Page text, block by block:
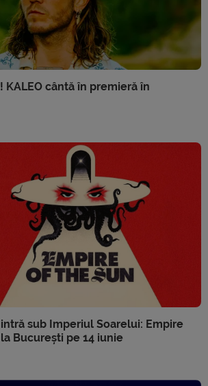
cântă în premieră în
sub Imperiul Soarelui: Empire
București pe 14 iunie